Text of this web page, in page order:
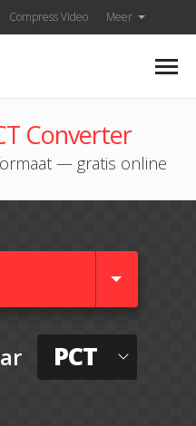
Compress Video Meer
Converter
— gratis online
PCT